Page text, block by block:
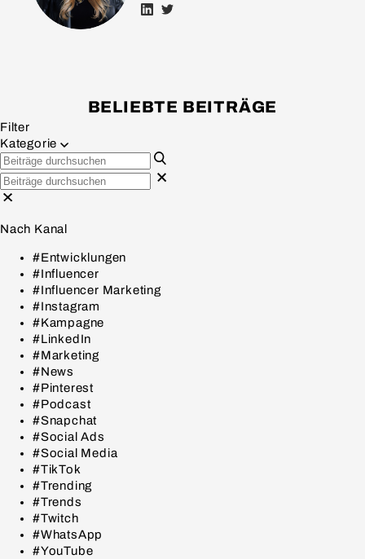
BELIEBTE BEITRÄGE
Filter
Kategorie
Nach Kanal
#Entwicklungen
#Influencer
#Influencer Marketing
#Instagram
#Kampagne
#LinkedIn
#Marketing
#News
#Pinterest
#Podcast
#Snapchat
#Social Ads
#Social Media
#TikTok
#Trending
#Trends
#Twitch
#WhatsApp
#YouTube